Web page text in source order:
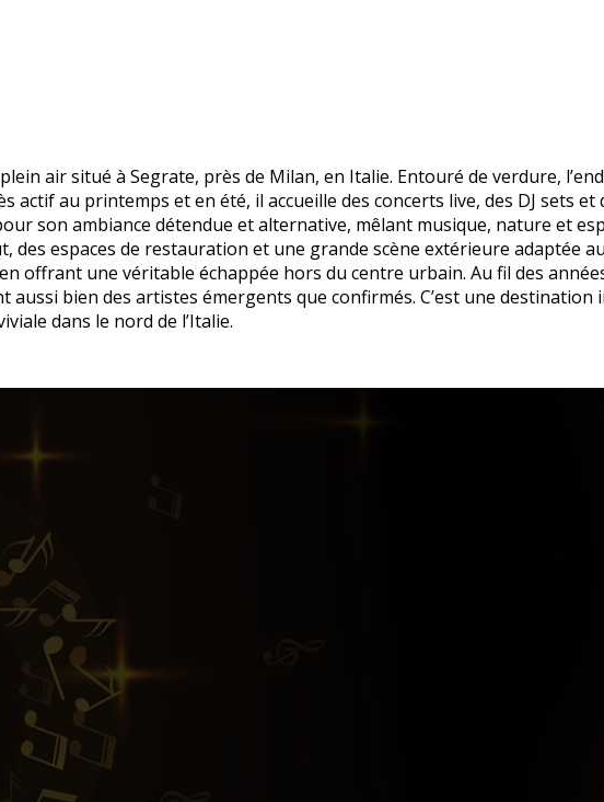
air situé à Segrate, près de Milan, en Italie. Entouré de verdure,
au printemps et en été, il accueille des concerts live, des DJ sets
son ambiance détendue et alternative, mêlant musique, nature et
espaces de restauration et une grande scène extérieure adaptée
offrant une véritable échappée hors du centre urbain. Au fil des
aussi bien des artistes émergents que confirmés. C’est une
dans le nord de l’Italie.